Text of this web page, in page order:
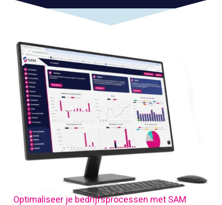
Optimaliseer je bedrijfsprocessen met SAM